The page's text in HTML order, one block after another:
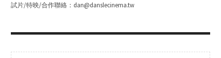
試片/特映/合作聯絡：dan@danslecinema.tw